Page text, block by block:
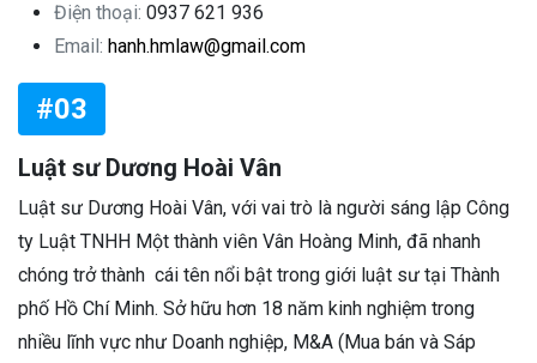
Điện thoại: 0937 621 936
Email: hanh.hmlaw@gmail.com
#03
Luật sư Dương Hoài Vân
Luật sư Dương Hoài Vân, với vai trò là người sáng lập Công
ty Luật TNHH Một thành viên Vân Hoàng Minh, đã nhanh
chóng trở thành cái tên nổi bật trong giới luật sư tại Thành
phố Hồ Chí Minh. Sở hữu hơn 18 năm kinh nghiệm trong
nhiều lĩnh vực như Doanh nghiệp, M&A (Mua bán và Sáp